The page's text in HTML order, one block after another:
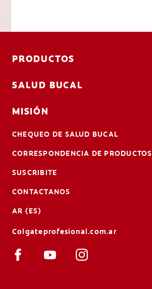
PRODUCTOS
SALUD BUCAL
MISIÓN
CHEQUEO DE SALUD BUCAL
CORRESPONDENCIA DE PRODUCTOS
SUSCRIBITE
CONTACTANOS
AR (ES)
Colgateprofesional.com.ar